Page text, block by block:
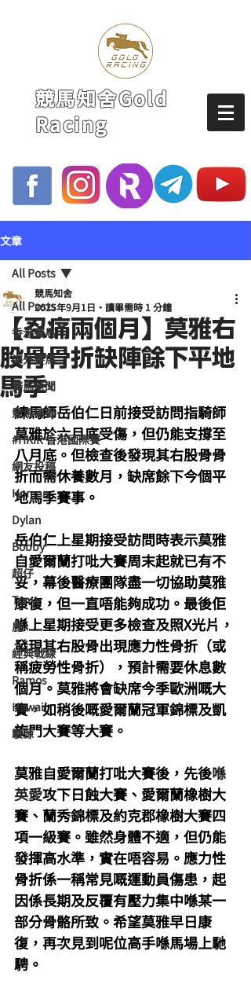
競馬知舍Gold
Racing
文章
All Posts
香港賽馬
海外賽馬
賽馬新聞
競馬磚提
#HKIR 香港國際賽
網友投稿
Homan
Dylan
Bobby
超仔
Tony
鹿
經典戰線
Ramos
Hawaii
駿源
All Posts
【忍痛兩個月】莫雅右
股骨骨折缺陣餘下平地
馬季
競馬知舍
2025年9月1日
讀畢需時 1 分鐘
練馬師岳伯仁日前接受訪問指騎師
莫雅於六月底受傷，但仍能支撐至
八月底。但檢查後發現其右股骨骨
折而需休養數月，缺席餘下今個平
地馬季賽事。
岳伯仁上星期接受訪問時表示莫雅
自愛爾蘭打吡大賽周末起就已有不
妥，幕後醫療團隊盡一切協助莫雅
康復，但一直唔能夠成功。最後佢
喺上星期接受更多檢查及照X光片，
發現其右股骨出現應力性骨折（或
稱疲勞性骨折），預計需要休息數
個月。莫雅將會缺席今季歐洲嘅大
賽，如稍後嘅愛爾蘭冠軍錦標及凱
旋門大賽等大賽。
莫雅自愛爾蘭打吡大賽後，先後喺
英愛攻下日蝕大賽、愛爾蘭橡樹大
賽、蘭秀錦標及約克郡橡樹大賽四
項一級賽。雖然身體不適，但仍能
發揮高水準，實在唔容易。應力性
骨折係一稱常見嘅運動員傷患，起
因係長期及反覆有壓力集中喺某一
部分骨骼所致。希望莫雅早日康
復，再次見到呢位高手喺馬場上馳
騁。